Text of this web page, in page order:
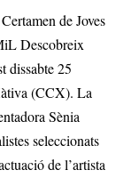
de Joves
Descobreix
dissabte 25
(CCX). La
Sènia
seleccionats
de l’artista